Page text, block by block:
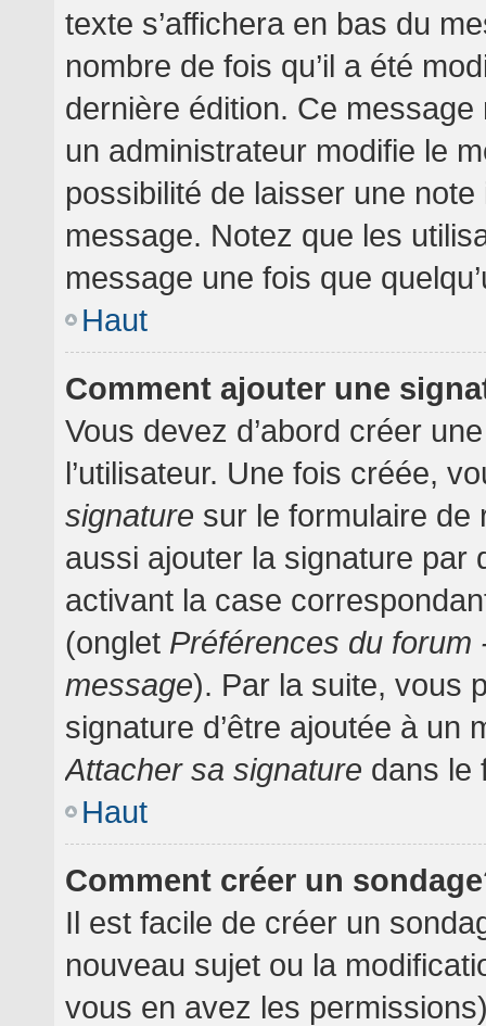
texte s’affichera en bas du
nombre de fois qu’il a été
dernière édition. Ce
un administrateur modifie le
possibilité de laisser une note
message. Notez que les
message une fois que
Haut
Comment ajouter une
Vous devez d’abord créer
l’utilisateur. Une fois créée,
signature sur le formulaire de
aussi ajouter la signature par
activant la case
(onglet Préférences du
message). Par la suite, vous
signature d’être ajoutée à un
Attacher sa signature dans le
Haut
Comment créer un
Il est facile de créer un
nouveau sujet ou la
vous en avez les